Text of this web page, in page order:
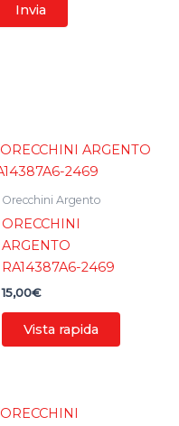
Orecchini Argento
ORECCHINI
ARGENTO
RA14387A6-2469
15,00€
Vista rapida